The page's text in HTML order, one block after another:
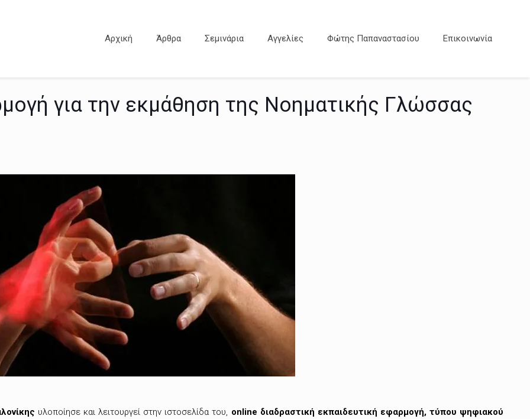
Αρχική Άρθρα Σεμινάρια Αγγελίες Φώτης Παπαναστασίου Επικοινωνία
για την εκμάθηση της Νοηματικής Γλώσσας
υλοποίησε και λειτουργεί στην ιστοσελίδα του, online διαδραστική εκπαιδευτική εφαρμογή, τύπου ψηφιακού